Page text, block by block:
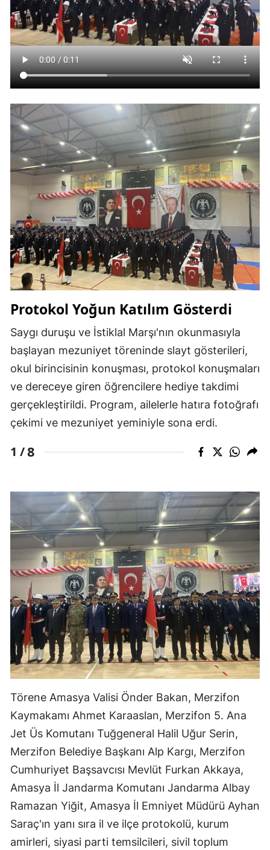
Protokol Yoğun Katılım Gösterdi
Saygı duruşu ve İstiklal Marşı'nın okunmasıyla
başlayan mezuniyet töreninde slayt gösterileri,
okul birincisinin konuşması, protokol konuşmaları
ve dereceye giren öğrencilere hediye takdimi
gerçekleştirildi. Program, ailelerle hatıra fotoğrafı
çekimi ve mezuniyet yeminiyle sona erdi.
1 /8
Törene Amasya Valisi Önder Bakan, Merzifon
Kaymakamı Ahmet Karaaslan, Merzifon 5. Ana
Jet Üs Komutanı Tuğgeneral Halil Uğur Serin,
Merzifon Belediye Başkanı Alp Kargı, Merzifon
Cumhuriyet Başsavcısı Mevlüt Furkan Akkaya,
Amasya İl Jandarma Komutanı Jandarma Albay
Ramazan Yiğit, Amasya İl Emniyet Müdürü Ayhan
Saraç'ın yanı sıra il ve ilçe protokolü, kurum
amirleri, siyasi parti temsilcileri, sivil toplum